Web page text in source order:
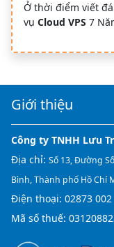
Ở thời điểm viết
vụ Cloud VPS 7
Giới thiệu
Công ty TNHH Lưu
Địa chỉ: Số 13, Đường
Bình, Thành phố Hồ Chí
Điện thoại: 02873
Mã số thuế: